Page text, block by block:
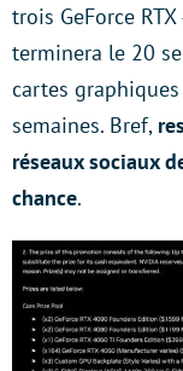
trois GeForce
terminera le 20
cartes
semaines. Bref,
réseaux sociaux
chance.